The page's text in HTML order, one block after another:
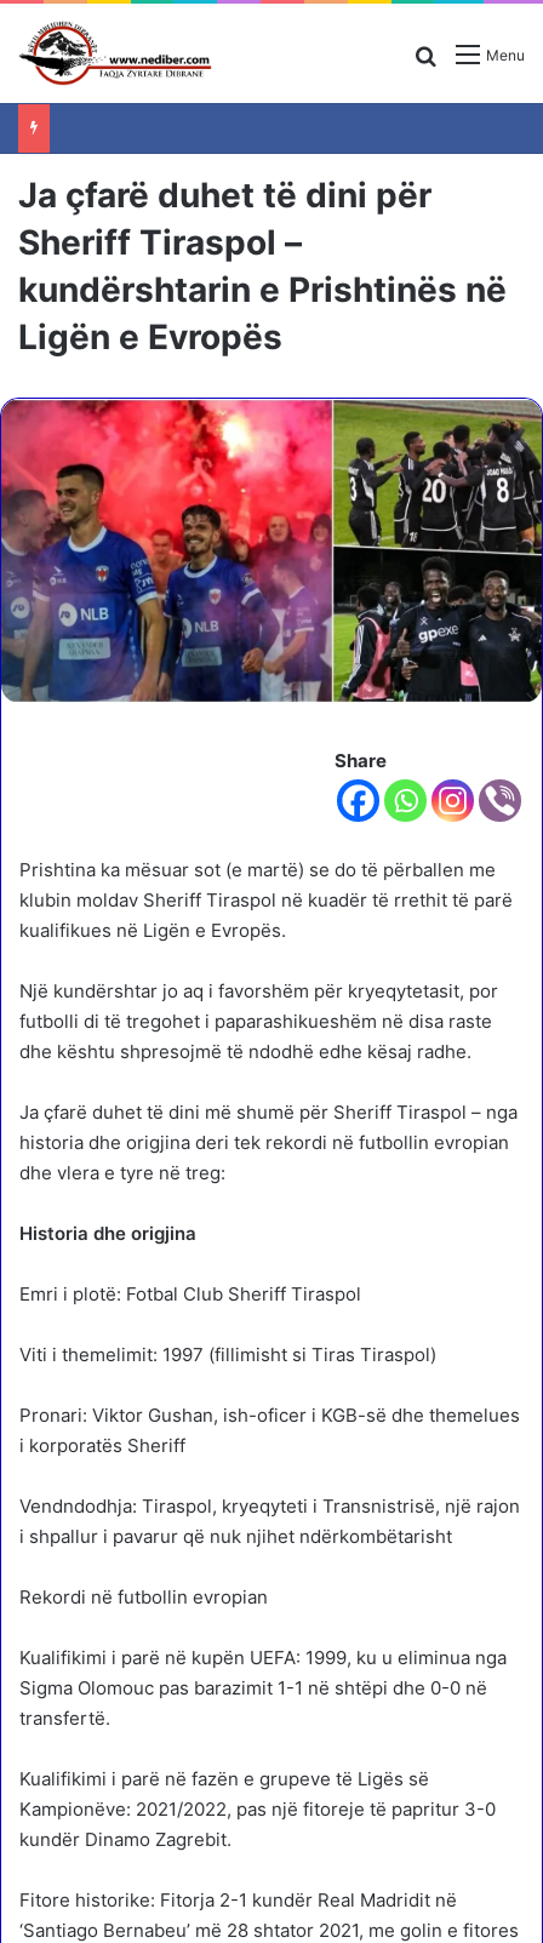
Menu
Search for
Ja çfarë duhet të dini për
Sheriff Tiraspol –
kundërshtarin e Prishtinës në
Ligën e Evropës
Share
Prishtina ka mësuar sot (e martë) se do të përballen me
klubin moldav Sheriff Tiraspol në kuadër të rrethit të parë
kualifikues në Ligën e Evropës.
Një kundërshtar jo aq i favorshëm për kryeqytetasit, por
futbolli di të tregohet i paparashikueshëm në disa raste
dhe kështu shpresojmë të ndodhë edhe kësaj radhe.
Ja çfarë duhet të dini më shumë për Sheriff Tiraspol – nga
historia dhe origjina deri tek rekordi në futbollin evropian
dhe vlera e tyre në treg:
Historia dhe origjina
Emri i plotë: Fotbal Club Sheriff Tiraspol
Viti i themelimit: 1997 (fillimisht si Tiras Tiraspol)
Pronari: Viktor Gushan, ish-oficer i KGB-së dhe themelues
i korporatës Sheriff
Vendndodhja: Tiraspol, kryeqyteti i Transnistrisë, një rajon
i shpallur i pavarur që nuk njihet ndërkombëtarisht
Rekordi në futbollin evropian
Kualifikimi i parë në kupën UEFA: 1999, ku u eliminua nga
Sigma Olomouc pas barazimit 1-1 në shtëpi dhe 0-0 në
transfertë.
Kualifikimi i parë në fazën e grupeve të Ligës së
Kampionëve: 2021/2022, pas një fitoreje të papritur 3-0
kundër Dinamo Zagrebit.
Fitore historike: Fitorja 2-1 kundër Real Madridit në
‘Santiago Bernabeu’ më 28 shtator 2021, me golin e fitores